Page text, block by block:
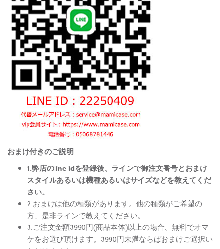
おまけ付きのご説明
1.弊店のline idを登録後、ラインで御注文番号とおまけ
スタイルあるいは機種あるいはサイズなどを教えてくだ
さい。
2.おまけは他の種類があります。他の種類がご希望の
方、是非ラインで教えてください。
3.ご注文金額3990円(商品本体)以上の場合、無料でオマ
ケをお選び頂けます。3990円未満ならばおまけご選択い